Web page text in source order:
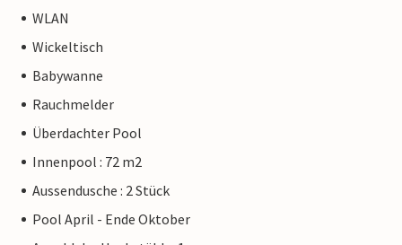
WLAN
Wickeltisch
Babywanne
Rauchmelder
Überdachter Pool
Innenpool : 72 m2
Aussendusche : 2 Stück
Pool April - Ende Oktober